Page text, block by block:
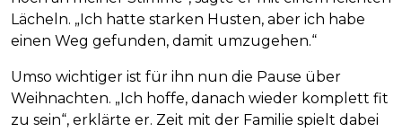
Lächeln. „Ich hatte starken Husten, aber ich habe
einen Weg gefunden, damit umzugehen.“
Umso wichtiger ist für ihn nun die Pause über
Weihnachten. „Ich hoffe, danach wieder komplett fit
zu sein“, erklärte er. Zeit mit der Familie spielt dabei